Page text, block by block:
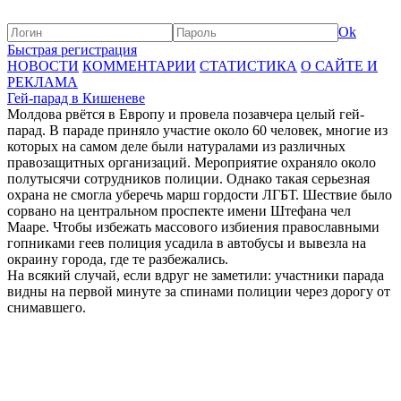
Ok
Быстрая регистрация
НОВОСТИ КОММЕНТАРИИ СТАТИСТИКА О САЙТЕ И
РЕКЛАМА
Гей-парад в Кишеневе
Молдова рвётся в Европу и провела позавчера целый гей-
парад. В параде приняло участие около 60 человек, многие из
которых на самом деле были натуралами из различных
правозащитных организаций. Мероприятие охраняло около
полутысячи сотрудников полиции. Однако такая серьезная
охрана не смогла уберечь марш гордости ЛГБТ. Шествие было
сорвано на центральном проспекте имени Штефана чел
Мааре. Чтобы избежать массового избиения православными
гопниками геев полиция усадила в автобусы и вывезла на
окраину города, где те разбежались.
На всякий случай, если вдруг не заметили: участники парада
видны на первой минуте за спинами полиции через дорогу от
снимавшего.